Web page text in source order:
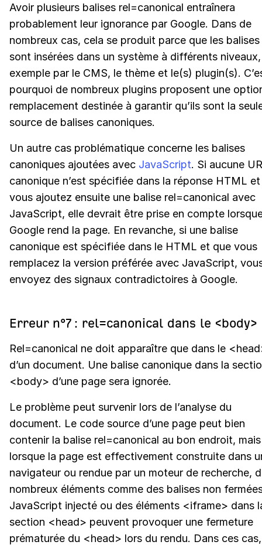
Avoir plusieurs balises rel=canonical entraînera
probablement leur ignorance par Google. Dans de
nombreux cas, cela se produit parce que les balises
sont insérées dans un système à différents
exemple par le CMS, le thème et le(s) plugin(s).
pourquoi de nombreux plugins proposent une
remplacement destinée à garantir qu’ils sont la
source de balises canoniques.
Un autre cas problématique concerne les balises
canoniques ajoutées avec JavaScript. Si aucune
canonique n’est spécifiée dans la réponse HTML
vous ajoutez ensuite une balise rel=canonical avec
JavaScript, elle devrait être prise en compte
Google rend la page. En revanche, si une balise
canonique est spécifiée dans le HTML et que vous
remplacez la version préférée avec JavaScript,
envoyez des signaux contradictoires à Google.
Erreur n°7 : rel=canonical dans le <body>
Rel=canonical ne doit apparaître que dans le
d’un document. Une balise canonique dans la
<body> d’une page sera ignorée.
Le problème peut survenir lors de l’analyse du
document. Le code source d’une page peut bien
contenir la balise rel=canonical au bon endroit, mais
lorsque la page est effectivement construite dans
navigateur ou rendue par un moteur de recherche,
nombreux éléments comme des balises non
JavaScript injecté ou des éléments <iframe> dans
section <head> peuvent provoquer une fermeture
prématurée du <head> lors du rendu. Dans ces